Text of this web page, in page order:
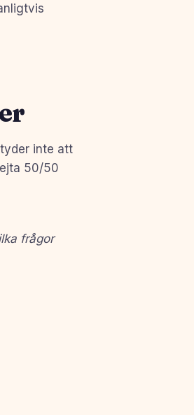
inte att
50/50
frågor